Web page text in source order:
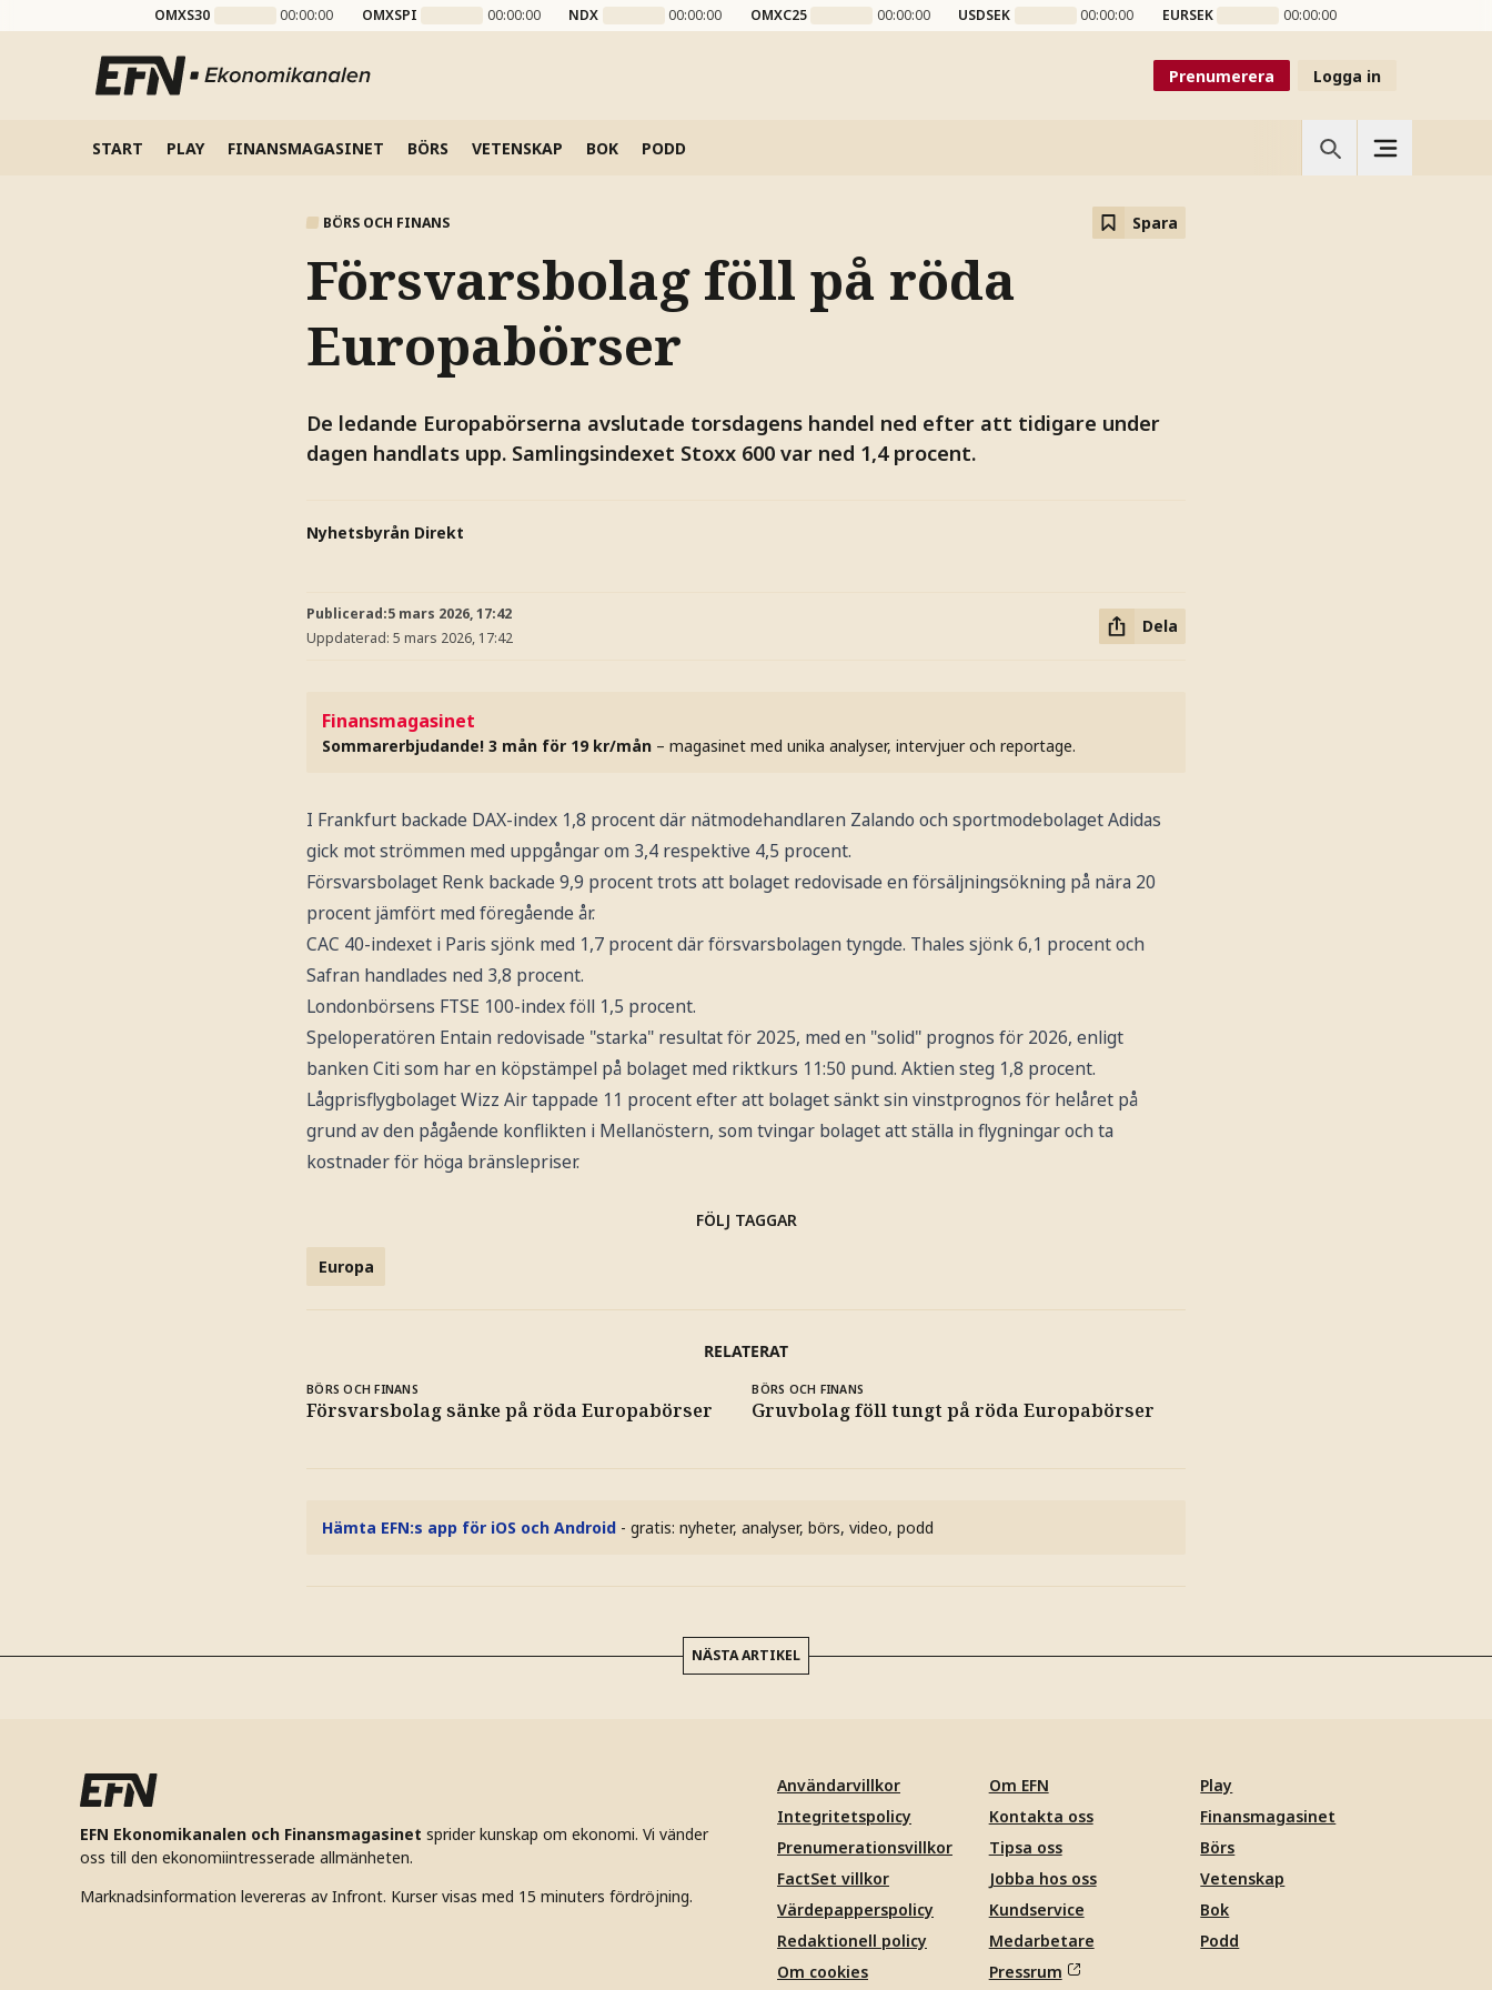
OMXS30 00:00:00 OMXSPI 00:00:00 NDX 00:00:00 OMXC25 00:00:00 USDSEK 00:00:00 EURSEK 00:00:00
Prenumerera Logga in
START PLAY FINANSMAGASINET BÖRS VETENSKAP BOK PODD
BÖRS OCH FINANS Spara
Försvarsbolag föll på röda
Europabörser
De ledande Europabörserna avslutade torsdagens handel ned efter att tidigare under
dagen handlats upp. Samlingsindexet Stoxx 600 var ned 1,4 procent.
Nyhetsbyrån Direkt
Publicerad:5 mars 2026, 17:42
Uppdaterad: 5 mars 2026, 17:42
Dela
Finansmagasinet
Sommarerbjudande! 3 mån för 19 kr/mån – magasinet med unika analyser, intervjuer och reportage.
I Frankfurt backade DAX-index 1,8 procent där nätmodehandlaren Zalando och sportmodebolaget Adidas
gick mot strömmen med uppgångar om 3,4 respektive 4,5 procent.
Försvarsbolaget Renk backade 9,9 procent trots att bolaget redovisade en försäljningsökning på nära 20
procent jämfört med föregående år.
CAC 40-indexet i Paris sjönk med 1,7 procent där försvarsbolagen tyngde. Thales sjönk 6,1 procent och
Safran handlades ned 3,8 procent.
Londonbörsens FTSE 100-index föll 1,5 procent.
Speloperatören Entain redovisade "starka" resultat för 2025, med en "solid" prognos för 2026, enligt
banken Citi som har en köpstämpel på bolaget med riktkurs 11:50 pund. Aktien steg 1,8 procent.
Lågprisflygbolaget Wizz Air tappade 11 procent efter att bolaget sänkt sin vinstprognos för helåret på
grund av den pågående konflikten i Mellanöstern, som tvingar bolaget att ställa in flygningar och ta
kostnader för höga bränslepriser.
FÖLJ TAGGAR
Europa
RELATERAT
BÖRS OCH FINANS
Försvarsbolag sänke på röda Europabörser
BÖRS OCH FINANS
Gruvbolag föll tungt på röda Europabörser
Hämta EFN:s app för iOS och Android - gratis: nyheter, analyser, börs, video, podd
NÄSTA ARTIKEL
EFN Ekonomikanalen och Finansmagasinet sprider kunskap om ekonomi. Vi vänder
oss till den ekonomiintresserade allmänheten.
Marknadsinformation levereras av Infront. Kurser visas med 15 minuters fördröjning.
Användarvillkor
Integritetspolicy
Prenumerationsvillkor
FactSet villkor
Värdepapperspolicy
Redaktionell policy
Om cookies
Om EFN
Kontakta oss
Tipsa oss
Jobba hos oss
Kundservice
Medarbetare
Pressrum
Play
Finansmagasinet
Börs
Vetenskap
Bok
Podd